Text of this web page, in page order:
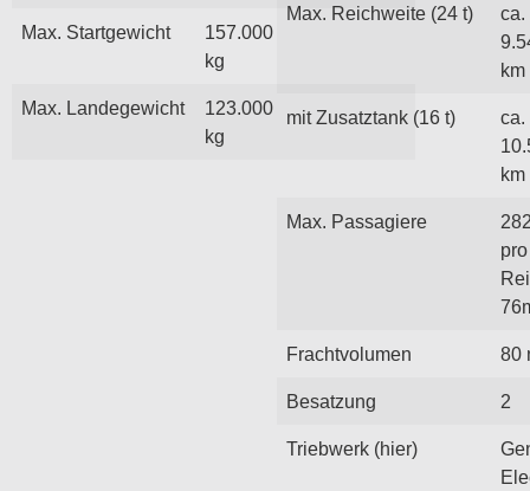
Max. Startgewicht
157.000
kg
Max. Landegewicht
123.000
kg
Max. Reichweite (24 t)
ca.
km
mit Zusatztank (16 t)
ca.
km
Max. Passagiere
pro
Frachtvolumen 80
Besatzung 2
Triebwerk (hier)